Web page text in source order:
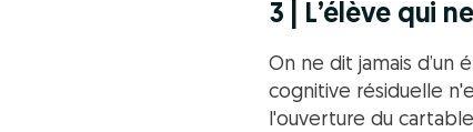
3 | L’élève qui
On ne dit jamais
cognitive résiduelle
l'ouverture du